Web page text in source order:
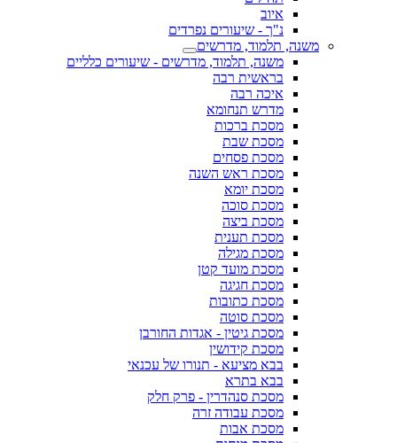
איוב
נ"ך - שיעורים נפרדים
משנה, תלמוד, מדרשים
משנה, תלמוד, מדרשים - שיעורים כלליים
בראשית רבה
איכה רבה
מדרש תנחומא
מסכת ברכות
מסכת שבת
מסכת פסחים
מסכת ראש השנה
מסכת יומא
מסכת סוכה
מסכת ביצה
מסכת תענית
מסכת מגילה
מסכת מועד קטן
מסכת חגיגה
מסכת כתובות
מסכת סוטה
מסכת גיטין - אגדות החורבן
מסכת קידושין
בבא מציעא - תנורו של עכנאי
בבא בתרא
מסכת סנהדרין - פרק חלק
מסכת עבודה זרה
מסכת אבות